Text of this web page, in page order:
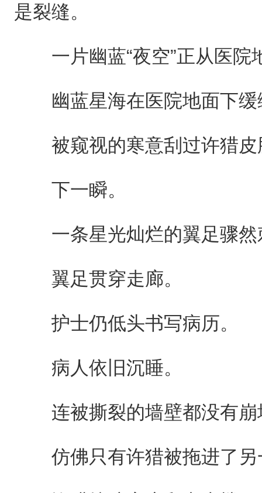
是裂缝。
一片幽蓝“夜空”正从医院
幽蓝星海在医院地面下缓
被窥视的寒意刮过许猎皮
下一瞬。
一条星光灿烂的翼足骤然
翼足贯穿走廊。
护士仍低头书写病历。
病人依旧沉睡。
连被撕裂的墙壁都没有崩
仿佛只有许猎被拖进了另